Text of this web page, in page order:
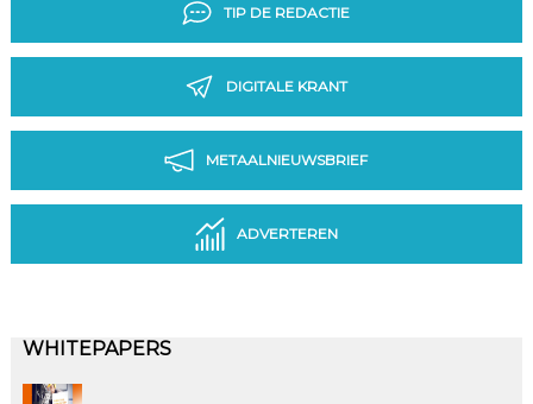
TIP DE REDACTIE
DIGITALE KRANT
METAALNIEUWSBRIEF
ADVERTEREN
WHITEPAPERS